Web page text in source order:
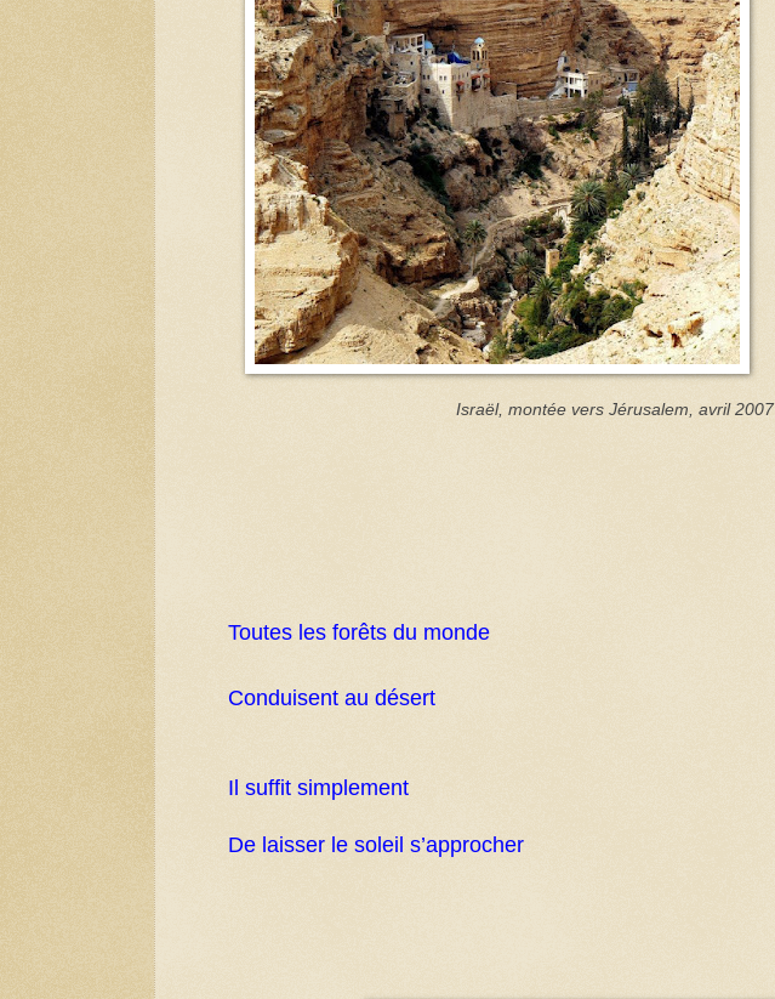
Israël, montée vers Jérusalem, avril 2007
Toutes les forêts du monde
Conduisent au désert
Il suffit simplement
De laisser le soleil s’approcher